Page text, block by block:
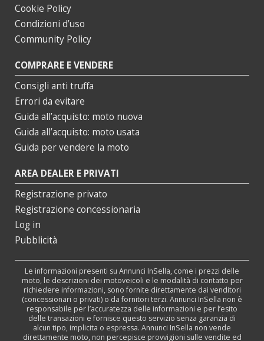
Cookie Policy
Condizioni d’uso
Community Policy
COMPRARE E VENDERE
Consigli anti truffa
Errori da evitare
Guida all’acquisto: moto nuova
Guida all’acquisto: moto usata
Guida per vendere la moto
AREA DEALER E PRIVATI
Registrazione privato
Registrazione concessionaria
Log in
Pubblicità
Le informazioni presenti su Annunci InSella, come i prezzi delle
moto, le descrizioni dei motoveicoli e le modalità di contatto per
richiedere informazioni, sono fornite direttamente dai venditori
(concessionari o privati) o da fornitori terzi. Annunci InSella non è
responsabile per l’accuratezza delle informazioni e per l’esito
delle transazioni e fornisce questo servizio senza garanzia di
alcun tipo, implicita o espressa. Annunci InSella non vende
direttamente moto, non percepisce provvigioni sulle vendite ed